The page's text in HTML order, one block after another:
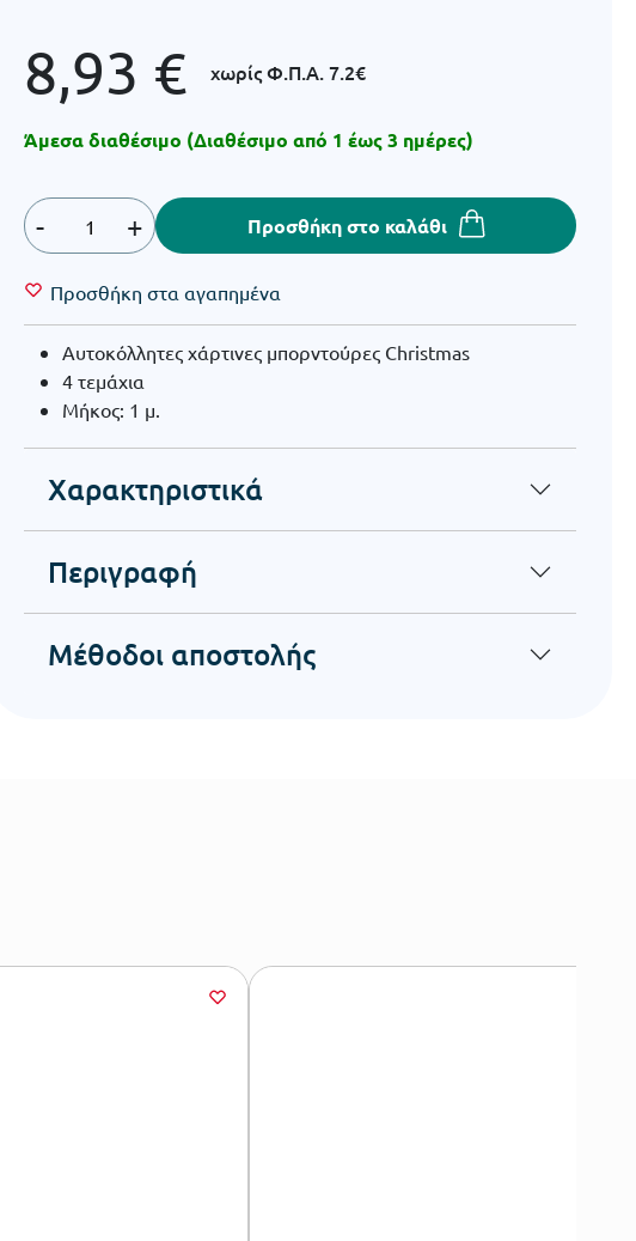
8,93 € χωρίς Φ.Π.Α.7.2€
Άμεσα διαθέσιμο (Διαθέσιμο από 1 έως 3 ημέρες)
- + Προσθήκη στο καλάθι
Προσθήκη στα αγαπημένα
Αυτοκόλλητες χάρτινες μπορντούρες Christmas
4 τεμάχια
Μήκος: 1 μ.
Χαρακτηριστικά
Περιγραφή
Μέθοδοι αποστολής